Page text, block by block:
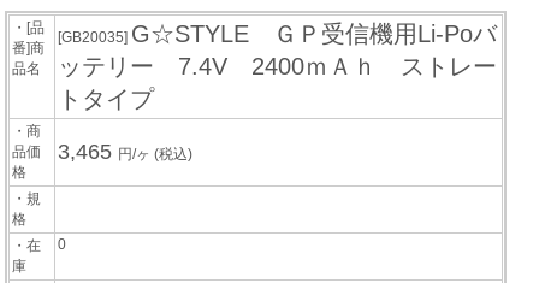
・[品
番]商
品名
[GB20035] G☆STYLE ＧＰ受信機用Li-Poバ
ッテリー 7.4V 2400ｍＡｈ ストレー
トタイプ
・商
品価
格
3,465 円/ヶ(税込)
・規
格
・在
庫
0